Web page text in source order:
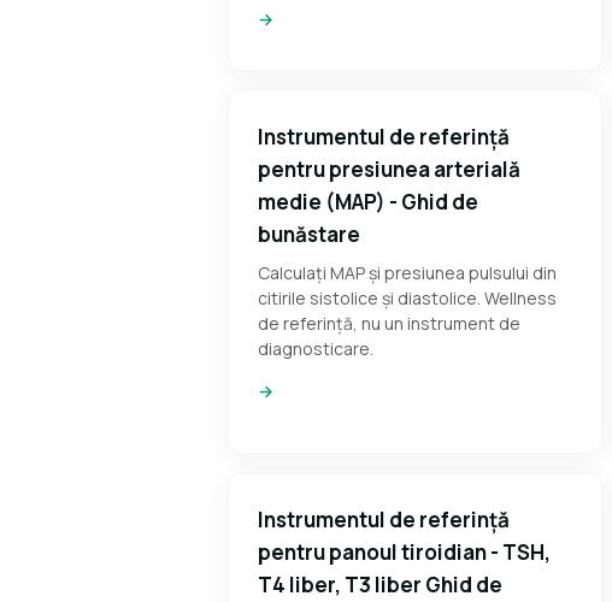
→
Instrumentul de referință
pentru presiunea arterială
medie (MAP) - Ghid de
bunăstare
Calculați MAP și presiunea pulsului din
citirile sistolice și diastolice. Wellness
de referință, nu un instrument de
diagnosticare.
→
Instrumentul de referință
pentru panoul tiroidian - TSH,
T4 liber, T3 liber Ghid de